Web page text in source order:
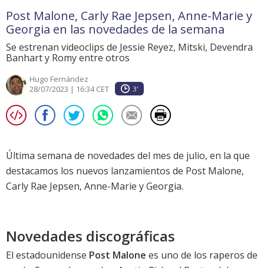
Post Malone, Carly Rae Jepsen, Anne-Marie y
Georgia en las novedades de la semana
Se estrenan videoclips de Jessie Reyez, Mitski, Devendra
Banhart y Romy entre otros
Hugo Fernández
28/07/2023 | 16:34 CET
3'
Última semana de novedades del mes de julio, en la que
destacamos los nuevos lanzamientos de Post Malone,
Carly Rae Jepsen, Anne-Marie y Georgia.
Novedades discográficas
El estadounidense Post Malone es uno de los raperos de